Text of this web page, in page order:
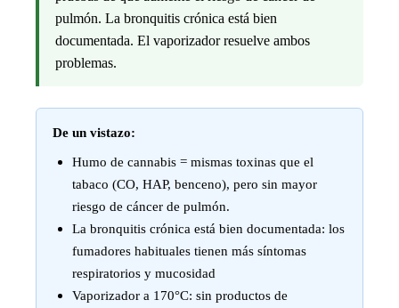
pulmón. La bronquitis crónica está bien
documentada. El vaporizador resuelve ambos
problemas.
De un vistazo:
Humo de cannabis = mismas toxinas que el
tabaco (CO, HAP, benceno), pero sin mayor
riesgo de cáncer de pulmón.
La bronquitis crónica está bien documentada: los
fumadores habituales tienen más síntomas
respiratorios y mucosidad
Vaporizador a 170°C: sin productos de